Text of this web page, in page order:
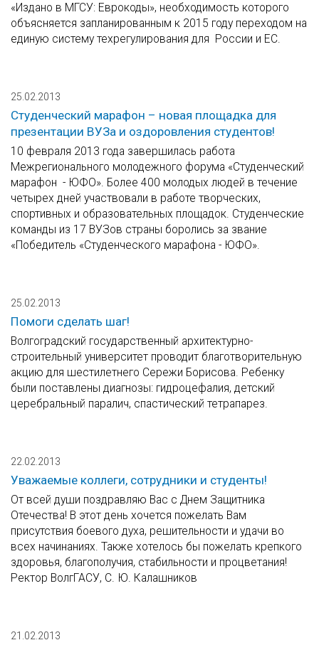
«Издано в МГСУ: Еврокоды», необходимость которого
объясняется запланированным к 2015 году переходом на
единую систему техрегулирования для России и ЕС.
25.02.2013
Студенческий марафон – новая площадка для
презентации ВУЗа и оздоровления студентов!
10 февраля 2013 года завершилась работа
Межрегионального молодежного форума «Студенческий
марафон - ЮФО». Более 400 молодых людей в течение
четырех дней участвовали в работе творческих,
спортивных и образовательных площадок. Студенческие
команды из 17 ВУЗов страны боролись за звание
«Победитель «Студенческого марафона - ЮФО».
25.02.2013
Помоги сделать шаг!
Волгоградский государственный архитектурно-
строительный университет проводит благотворительную
акцию для шестилетнего Сережи Борисова. Ребенку
были поставлены диагнозы: гидроцефалия, детский
церебральный паралич, спастический тетрапарез.
22.02.2013
Уважаемые коллеги, сотрудники и студенты!
От всей души поздравляю Вас с Днем Защитника
Отечества! В этот день хочется пожелать Вам
присутствия боевого духа, решительности и удачи во
всех начинаниях. Также хотелось бы пожелать крепкого
здоровья, благополучия, стабильности и процветания!
Ректор ВолгГАСУ, С. Ю. Калашников
21.02.2013